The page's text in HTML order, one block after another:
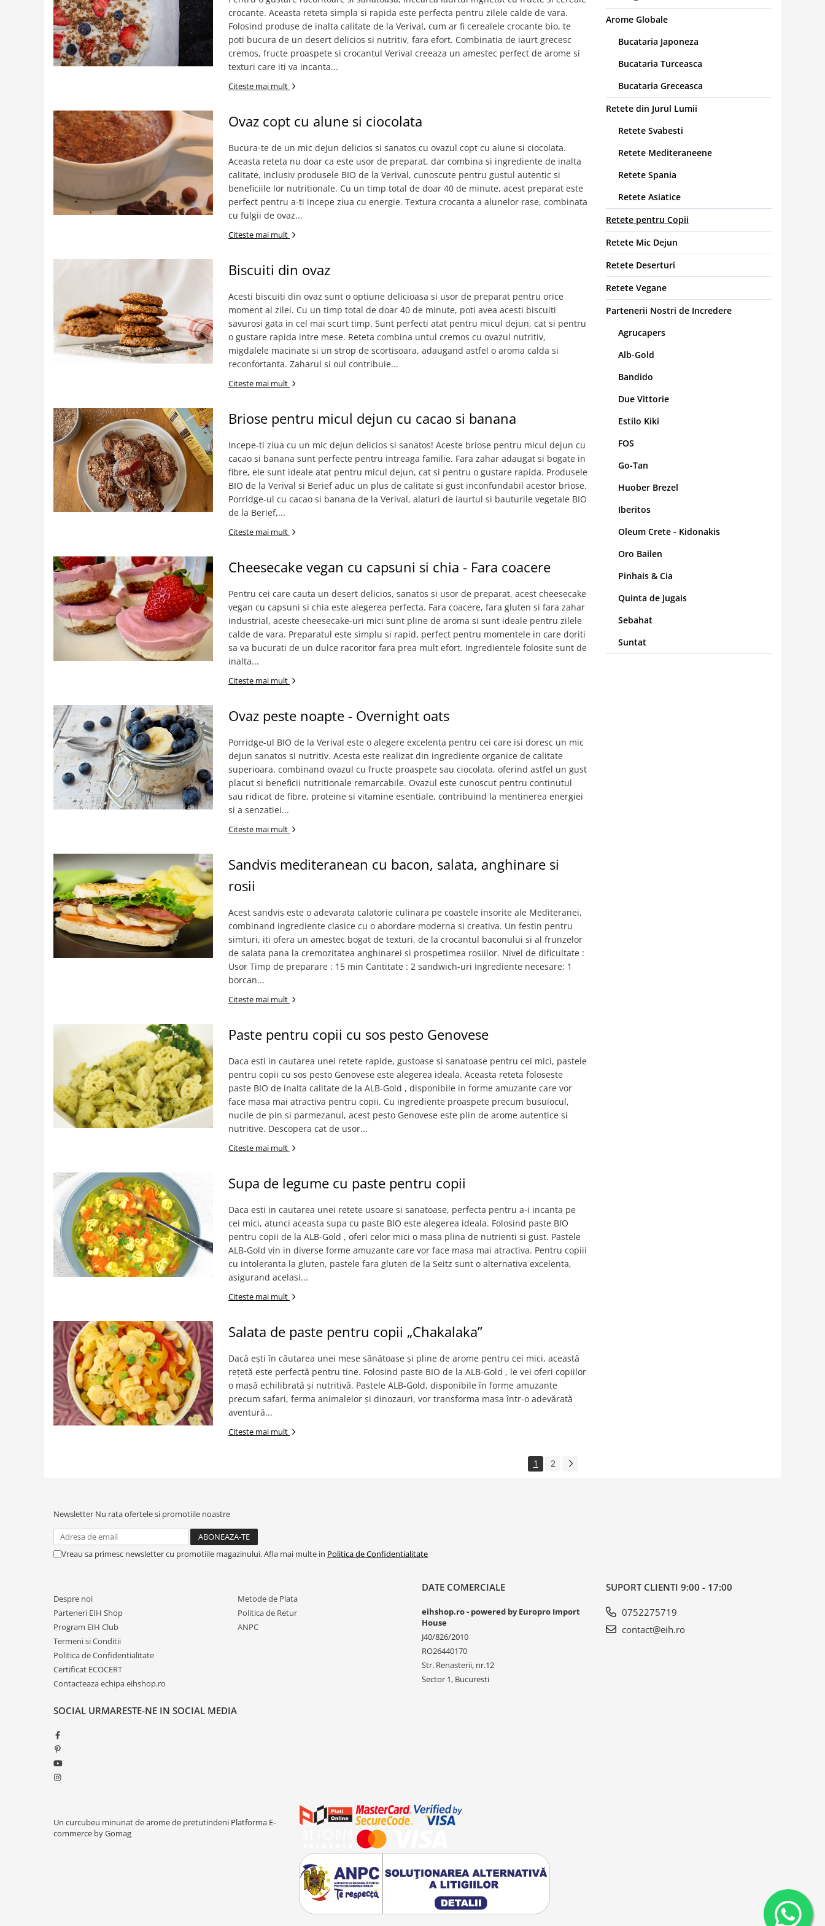
Condimente turcesti
Ghimbir murat la borcan
crocante. Aceasta reteta simpla si rapida este perfecta pentru zilele calde de vara.
Folosind produse de inalta calitate de la Verival, cum ar fi cerealele crocante bio, te
poti bucura de un desert delicios si nutritiv, fara efort. Combinatia de iaurt grecesc
cremos, fructe proaspete si crocantul Verival creeaza un amestec perfect de arome si
texturi care iti va incanta...
Citeste mai mult
Ovaz copt cu alune si ciocolata
Bucura-te de un mic dejun delicios si sanatos cu ovazul copt cu alune si ciocolata.
Aceasta reteta nu doar ca este usor de preparat, dar combina si ingrediente de inalta
calitate, inclusiv produsele BIO de la Verival, cunoscute pentru gustul autentic si
beneficiile lor nutritionale. Cu un timp total de doar 40 de minute, acest preparat este
perfect pentru a-ti incepe ziua cu energie. Textura crocanta a alunelor rase, combinata
cu fulgii de ovaz...
Citeste mai mult
Biscuiti din ovaz
Acesti biscuiti din ovaz sunt o optiune delicioasa si usor de preparat pentru orice
moment al zilei. Cu un timp total de doar 40 de minute, poti avea acesti biscuiti
savurosi gata in cel mai scurt timp. Sunt perfecti atat pentru micul dejun, cat si pentru
o gustare rapida intre mese. Reteta combina untul cremos cu ovazul nutritiv,
migdalele macinate si un strop de scortisoara, adaugand astfel o aroma calda si
reconfortanta. Zaharul si oul contribuie...
Citeste mai mult
Briose pentru micul dejun cu cacao si banana
Incepe-ti ziua cu un mic dejun delicios si sanatos! Aceste briose pentru micul dejun cu
cacao si banana sunt perfecte pentru intreaga familie. Fara zahar adaugat si bogate in
fibre, ele sunt ideale atat pentru micul dejun, cat si pentru o gustare rapida. Produsele
BIO de la Verival si Berief aduc un plus de calitate si gust inconfundabil acestor briose.
Porridge-ul cu cacao si banana de la Verival, alaturi de iaurtul si bauturile vegetale BIO
de la Berief,...
Citeste mai mult
Cheesecake vegan cu capsuni si chia - Fara coacere
Pentru cei care cauta un desert delicios, sanatos si usor de preparat, acest cheesecake
vegan cu capsuni si chia este alegerea perfecta. Fara coacere, fara gluten si fara zahar
industrial, aceste cheesecake-uri mici sunt pline de aroma si sunt ideale pentru zilele
calde de vara. Preparatul este simplu si rapid, perfect pentru momentele in care doriti
sa va bucurati de un dulce racoritor fara prea mult efort. Ingredientele folosite sunt de
inalta...
Citeste mai mult
Ovaz peste noapte - Overnight oats
Porridge-ul BIO de la Verival este o alegere excelenta pentru cei care isi doresc un mic
dejun sanatos si nutritiv. Acesta este realizat din ingrediente organice de calitate
superioara, combinand ovazul cu fructe proaspete sau ciocolata, oferind astfel un gust
placut si beneficii nutritionale remarcabile. Ovazul este cunoscut pentru continutul
sau ridicat de fibre, proteine si vitamine esentiale, contribuind la mentinerea energiei
si a senzatiei...
Citeste mai mult
Sandvis mediteranean cu bacon, salata, anghinare si
rosii
Acest sandvis este o adevarata calatorie culinara pe coastele insorite ale Mediteranei,
combinand ingrediente clasice cu o abordare moderna si creativa. Un festin pentru
simturi, iti ofera un amestec bogat de texturi, de la crocantul baconului si al frunzelor
de salata pana la cremozitatea anghinarei si prospetimea rosiilor. Nivel de dificultate :
Usor Timp de preparare : 15 min Cantitate : 2 sandwich-uri Ingrediente necesare: 1
borcan...
Citeste mai mult
Paste pentru copii cu sos pesto Genovese
Daca esti in cautarea unei retete rapide, gustoase si sanatoase pentru cei mici, pastele
pentru copii cu sos pesto Genovese este alegerea ideala. Aceasta reteta foloseste
paste BIO de inalta calitate de la ALB-Gold , disponibile in forme amuzante care vor
face masa mai atractiva pentru copii. Cu ingrediente proaspete precum busuiocul,
nucile de pin si parmezanul, acest pesto Genovese este plin de arome autentice si
nutritive. Descopera cat de usor...
Citeste mai mult
Supa de legume cu paste pentru copii
Daca esti in cautarea unei retete usoare si sanatoase, perfecta pentru a-i incanta pe
cei mici, atunci aceasta supa cu paste BIO este alegerea ideala. Folosind paste BIO
pentru copii de la ALB-Gold , oferi celor mici o masa plina de nutrienti si gust. Pastele
ALB-Gold vin in diverse forme amuzante care vor face masa mai atractiva. Pentru copiii
cu intoleranta la gluten, pastele fara gluten de la Seitz sunt o alternativa excelenta,
asigurand acelasi...
Citeste mai mult
Salata de paste pentru copii „Chakalaka”
Dacă ești în căutarea unei mese sănătoase și pline de arome pentru cei mici, această
rețetă este perfectă pentru tine. Folosind paste BIO de la ALB-Gold , le vei oferi copiilor
o masă echilibrată și nutritivă. Pastele ALB-Gold, disponibile în forme amuzante
precum safari, ferma animalelor și dinozauri, vor transforma masa într-o adevărată
aventură...
Citeste mai mult
1 2
Arome Globale
Bucataria Japoneza
Bucataria Turceasca
Bucataria Greceasca
Retete din Jurul Lumii
Retete Svabesti
Retete Mediteraneene
Retete Spania
Retete Asiatice
Retete pentru Copii
Retete Mic Dejun
Retete Deserturi
Retete Vegane
Partenerii Nostri de Incredere
Agrucapers
Alb-Gold
Bandido
Due Vittorie
Estilo Kiki
FOS
Go-Tan
Huober Brezel
Iberitos
Oleum Crete - Kidonakis
Oro Bailen
Pinhais & Cia
Quinta de Jugais
Sebahat
Suntat
Newsletter Nu rata ofertele si promotiile noastre
Vreau sa primesc newsletter cu promotiile magazinului. Afla mai multe in Politica de Confidentialitate
Despre noi
Parteneri EIH Shop
Program EIH Club
Termeni si Conditii
Politica de Confidentialitate
Certificat ECOCERT
Contacteaza echipa eihshop.ro
Metode de Plata
Politica de Retur
ANPC
DATE COMERCIALE
eihshop.ro - powered by Europro Import
House
J40/826/2010
RO26440170
Str. Renasterii, nr.12
Sector 1, Bucuresti
SUPORT CLIENTI 9:00 - 17:00
0752275719
contact@eih.ro
SOCIAL URMARESTE-NE IN SOCIAL MEDIA
Un curcubeu minunat de arome de pretutindeni Platforma E-
commerce by Gomag